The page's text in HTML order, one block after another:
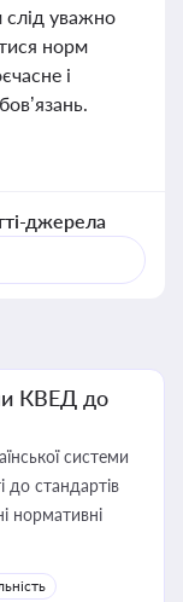
слід уважно
норм
і
джерела
КВЕД до
системи
до стандартів
нормативні